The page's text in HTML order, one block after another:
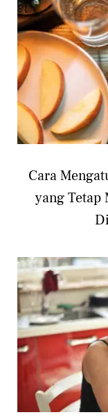
Cara
yang Tetap